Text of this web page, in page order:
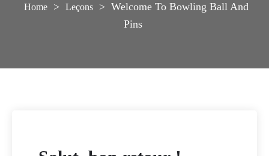
> Leçons > Welcome To Bowling Ball And
Pins